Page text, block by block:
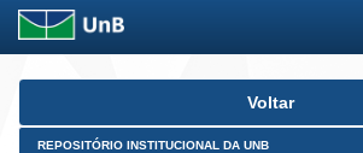
Skip
Voltar
REPOSITÓRIO INSTITUCIONAL DA UNB